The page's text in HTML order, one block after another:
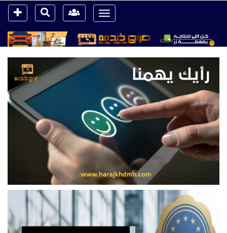
Toggle
navigation